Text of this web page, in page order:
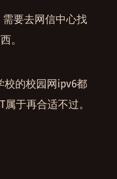
要去网信中心找
。
校的校园网ipv6都
于再合适不过。